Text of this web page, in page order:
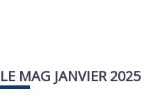
LE MAG JANVIER 2025